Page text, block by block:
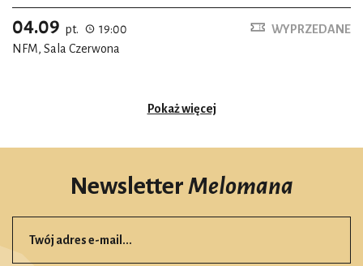
04.09 pt.
19:00
NFM, Sala Czerwona
WYPRZEDANE
Pokaż więcej
NewsletterMelomana